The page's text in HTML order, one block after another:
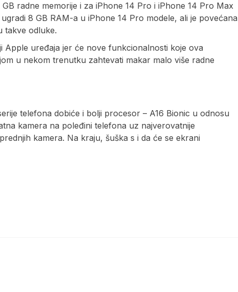
radne memorije i za iPhone 14 Pro i iPhone 14 Pro Max
8 GB RAM-a u iPhone 14 Pro modele, ali je povećana
takve odluke.
Apple uređaja jer će nove funkcionalnosti koje ova
u nekom trenutku zahtevati makar malo više radne
telefona dobiće i bolji procesor – A16 Bionic u odnosu
kamera na poleđini telefona uz najverovatnije
kamera. Na kraju, šuška s i da će se ekrani